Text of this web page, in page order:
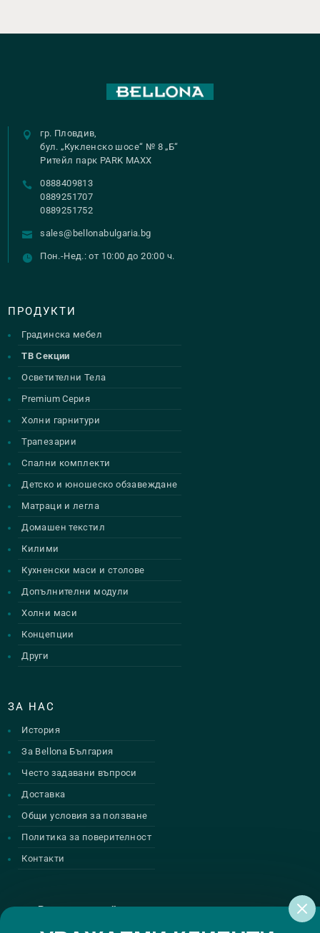
гр. Пловдив,
бул. „Кукленско шосе“ № 8 „Б“
Ритейл парк PARK MAXX
0888409813
0889251707
0889251752
sales@bellonabulgaria.bg
Пон.-Нед.: от 10:00 до 20:00 ч.
ПРОДУКТИ
Градинска мебел
ТВ Секции
Осветителни Тела
Premium Серия
Холни гарнитури
Трапезарии
Спални комплекти
Детско и юношеско обзавеждане
Матраци и легла
Домашен текстил
Килими
Кухненски маси и столове
Допълнителни модули
Холни маси
Концепции
Други
ЗА НАС
История
За Bellona България
Често задавани въпроси
Доставка
Общи условия за ползване
Политика за поверителност
Контакти
Регистрирай се за нашите атрактивни